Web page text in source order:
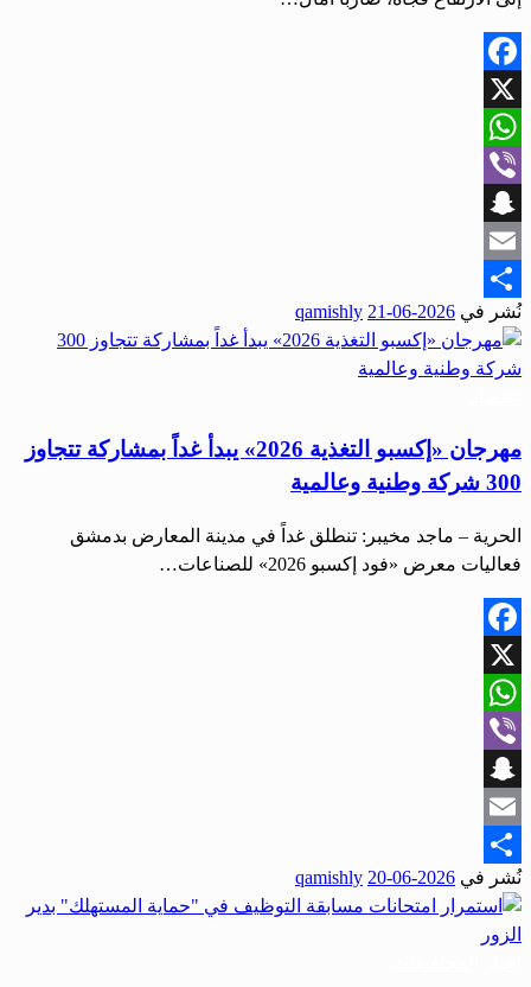
Facebook
X
WhatsApp
Viber
Snapchat
Email
Share
نُشر في 2026-06-21
qamishly
مهرجان «إكسبو التغذية 2026» يبدأ غداً بمشاركة تتجاوز
300 شركة وطنية وعالمية
الحرية – ماجد مخيبر: تنطلق غداً في مدينة المعارض بدمشق
فعاليات معرض «فود إكسبو 2026» للصناعات…
Facebook
X
WhatsApp
Viber
Snapchat
Email
Share
نُشر في 2026-06-20
qamishly